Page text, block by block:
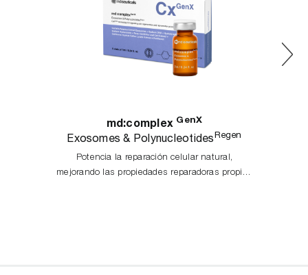
md:complex GenX
Exosomes & PolynucleotidesRegen
Potencia la reparación celular natural,
mejorando las propiedades reparadoras propias